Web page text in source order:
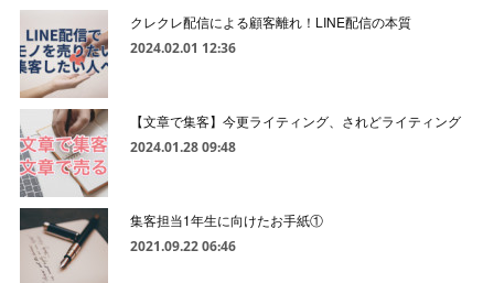
クレクレ配信による顧客離れ！LINE配信の本質
2024.02.01 12:36
【文章で集客】今更ライティング、されどライティング
2024.01.28 09:48
集客担当1年生に向けたお手紙①
2021.09.22 06:46